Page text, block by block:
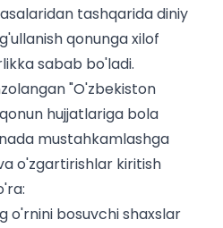
tashqarida diniy
qonunga xilof
sabab bo'ladi.
"O'zbekiston
hujjatlariga bola
mustahkamlashga
o'zgartirishlar kiritish
o'rnini bosuvchi shaxslar